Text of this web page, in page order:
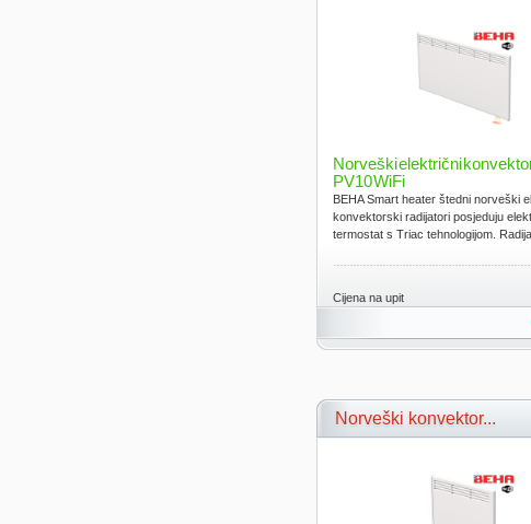
Norveški električni
PV10 WiFi
BEHA Smart heater štedni norveški
konvektorski radijatori posjeduju
termostat s Triac tehnologijom.
Cijena na upit
Norveški konvektor...